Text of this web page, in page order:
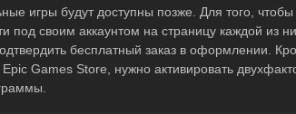
игры будут доступны позже. Для того,
под своим аккаунтом на страницу каждой из
бесплатный заказ в оформлении.
Epic Games Store, нужно активировать